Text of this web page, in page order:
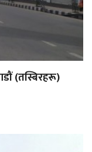
(तस्बिरहरू)